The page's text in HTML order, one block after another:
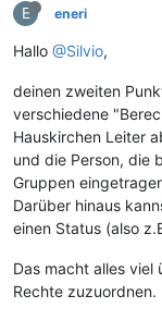
E eneri
Hallo @Silvio,
deinen zweiten
verschiedene
Hauskirchen Leiter
und die Person, die
Gruppen
Darüber hinaus
einen Status (also
Das macht alles viel
Rechte zuzuordnen.